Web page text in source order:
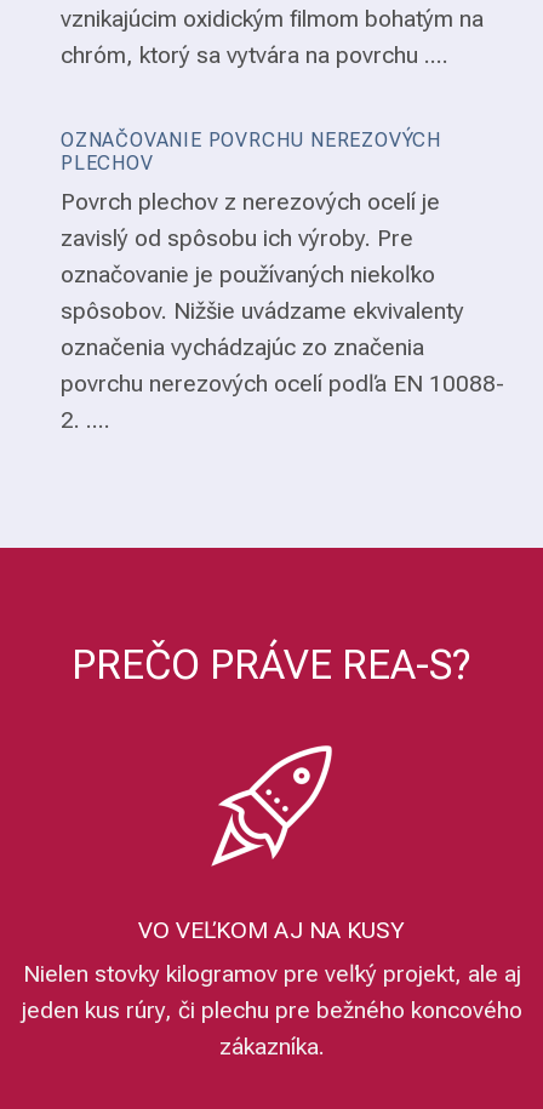
vznikajúcim oxidickým filmom bohatým na
chróm, ktorý sa vytvára na povrchu ....
OZNAČOVANIE POVRCHU NEREZOVÝCH
PLECHOV
Povrch plechov z nerezových ocelí je
zavislý od spôsobu ich výroby. Pre
označovanie je používaných niekoľko
spôsobov. Nižšie uvádzame ekvivalenty
označenia vychádzajúc zo značenia
povrchu nerezových ocelí podľa EN 10088-
2. ....
PREČO PRÁVE REA-S?
VO VEĽKOM AJ NA KUSY
Nielen stovky kilogramov pre veľký projekt, ale aj
jeden kus rúry, či plechu pre bežného koncového
zákazníka.